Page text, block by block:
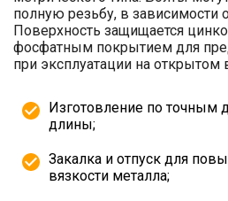
полную резьбу, в зависимости
Поверхность защищается
фосфатным покрытием для
при эксплуатации на открытом
Изготовление по точным
длины;
Закалка и отпуск для
вязкости металла;